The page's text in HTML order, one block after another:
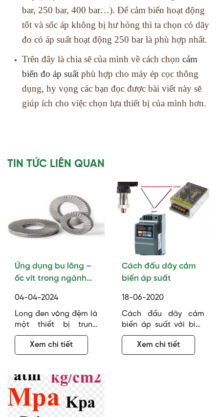
bar, 250 bar, 400 bar…). Để cảm biến hoạt động
tốt và sốc áp không bị hư hỏng thì ta chọn có dãy
đo có áp suất hoạt động 250 bar là phù hợp nhất.
Trên đây là chia sẽ của mình về cách chọn cảm
biến đo áp suất phù hợp cho máy ép cọc thông
dụng, hy vọng các bạn đọc được bài viết này sẽ
giúp ích cho việc chọn lựa thiết bị của mình hơn.
TIN TỨC LIÊN QUAN
Ứng dụng bu lông –
ốc vít trong ngành
04-04-2024
Long đen vòng đệm là
một thiết bị trung
gian, đây là loại sản
phẩm cơ khí được
dùng nhiều trong ứng
có nhiều ưu điểm vượt
trội. Vậy long đen
vòng đệm là gì? Hãy
cùng Bulong Comat
Xem chi tiết
Cách đấu dây cảm
biến áp suất
18-06-2020
Cách đấu dây cảm
biến áp suất với biến
tần, PLC, bộ hiển thị…
đây là một chủ đề tuy
không mới nhưng cũng
Xem chi tiết